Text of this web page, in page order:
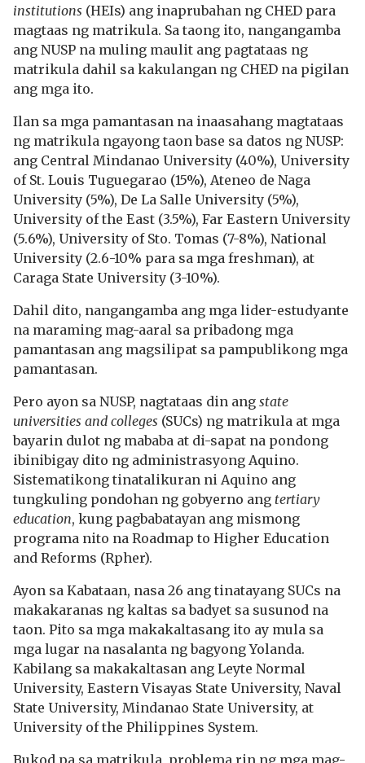
institutions (HEIs) ang inaprubahan ng CHED para
magtaas ng matrikula. Sa taong ito, nangangamba
ang NUSP na muling maulit ang pagtataas ng
matrikula dahil sa kakulangan ng CHED na pigilan
ang mga ito.
Ilan sa mga pamantasan na inaasahang magtataas
ng matrikula ngayong taon base sa datos ng NUSP:
ang Central Mindanao University (40%), University
of St. Louis Tuguegarao (15%), Ateneo de Naga
University (5%), De La Salle University (5%),
University of the East (3.5%), Far Eastern University
(5.6%), University of Sto. Tomas (7-8%), National
University (2.6-10% para sa mga freshman), at
Caraga State University (3-10%).
Dahil dito, nangangamba ang mga lider-estudyante
na maraming mag-aaral sa pribadong mga
pamantasan ang magsilipat sa pampublikong mga
pamantasan.
Pero ayon sa NUSP, nagtataas din ang state
universities and colleges (SUCs) ng matrikula at mga
bayarin dulot ng mababa at di-sapat na pondong
ibinibigay dito ng administrasyong Aquino.
Sistematikong tinatalikuran ni Aquino ang
tungkuling pondohan ng gobyerno ang tertiary
education, kung pagbabatayan ang mismong
programa nito na Roadmap to Higher Education
and Reforms (Rpher).
Ayon sa Kabataan, nasa 26 ang tinatayang SUCs na
makakaranas ng kaltas sa badyet sa susunod na
taon. Pito sa mga makakaltasang ito ay mula sa
mga lugar na nasalanta ng bagyong Yolanda.
Kabilang sa makakaltasan ang Leyte Normal
University, Eastern Visayas State University, Naval
State University, Mindanao State University, at
University of the Philippines System.
Bukod pa sa matrikula, problema rin ng mga mag-